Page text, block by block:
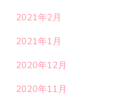
2021年2月
2021年1月
2020年12月
2020年11月